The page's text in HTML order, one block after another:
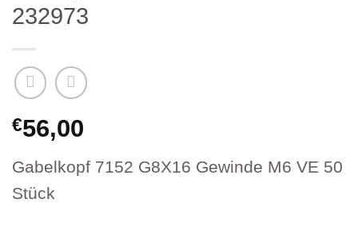
232973
€56,00
Gabelkopf 7152 G8X16 Gewinde M6 VE 50
Stück